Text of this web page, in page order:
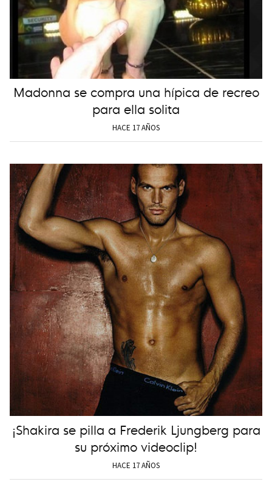
Madonna se compra una hípica de recreo
para ella solita
HACE 17 AÑOS
¡Shakira se pilla a Frederik Ljungberg para
su próximo videoclip!
HACE 17 AÑOS